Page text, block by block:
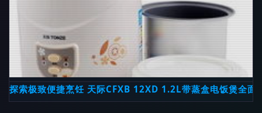
探索极致便捷烹饪 天际CFXB 12XD 1.2L带蒸盒电饭煲全面